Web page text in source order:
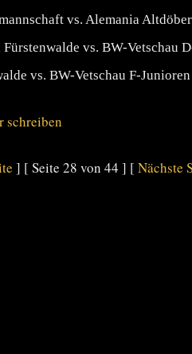
vs. Alemania
Fürstenwalde vs. BW-Vetschau
vs. BW-Vetschau F-
schreiben
] [ Seite 28 von 44 ] [ Nächste